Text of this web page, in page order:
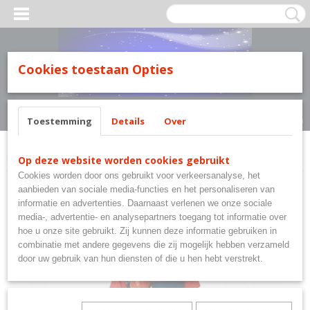
Inloggen Registreren
(0)
Home >Marvel's Spiderman>Spiderman short pyjama rood multi
Cookies toestaan Opties
Toestemming Details Over
Op deze website worden cookies gebruikt
Cookies worden door ons gebruikt voor verkeersanalyse, het
aanbieden van sociale media-functies en het personaliseren van
informatie en advertenties. Daarnaast verlenen we onze sociale
media-, advertentie- en analysepartners toegang tot informatie over
hoe u onze site gebruikt. Zij kunnen deze informatie gebruiken in
combinatie met andere gegevens die zij mogelijk hebben verzameld
door uw gebruik van hun diensten of die u hen hebt verstrekt.